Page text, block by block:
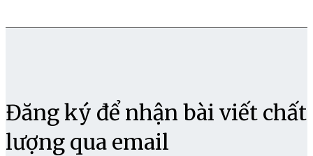
Đăng ký để nhận bài viết chất
lượng qua email